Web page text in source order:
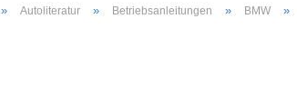
» Autoliteratur » Betriebsanleitungen » BMW »